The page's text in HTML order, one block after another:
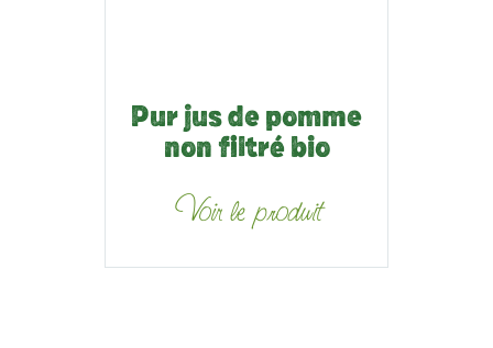
Pur jus de pomme
non filtré bio
Voir le produit